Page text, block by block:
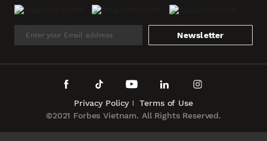
Newsletter
©2021 Forbes Vietnam. All Rights Reserved.
Privacy Policy Terms of Use